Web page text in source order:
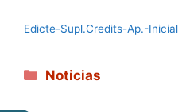
Edicte-Supl.Credits-Ap.-Inicial
Categorías
Noticias